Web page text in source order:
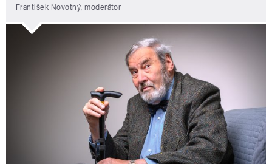
František Novotný, moderátor